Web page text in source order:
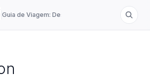
Guia de Viagem: Destinos de A a Z